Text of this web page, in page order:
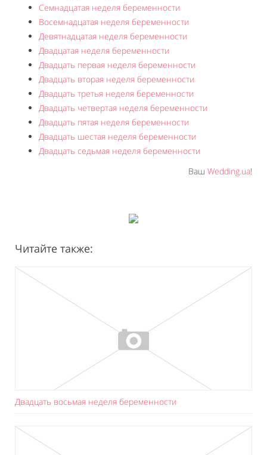
Семнадцатая неделя беременности
Восемнадцатая неделя беременности
Девятнадцатая неделя беременности
Двадцатая неделя беременности
Двадцать первая неделя беременности
Двадцать вторая неделя беременности
Двадцать третья неделя беременности
Двадцать четвертая неделя беременности
Двадцать пятая неделя беременности
Двадцать шестая неделя беременности
Двадцать седьмая неделя беременности
Ваш Wedding.ua!
Читайте также:
Двадцать восьмая неделя беременности